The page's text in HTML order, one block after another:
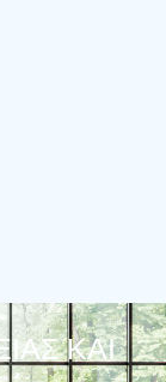
ΚΑΙ